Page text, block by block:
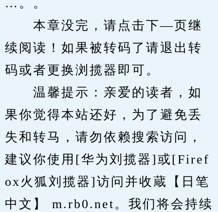
…。。
本章没完，请点击下—页继
续阅读！如果被转码了请退出转
码或者更换浏揽器即可。
温馨提示：亲爱的读者，如
果你觉得本站还好，为了避免丢
失和转马，请勿依赖搜索访问，
建议你使用[华为刘揽器]或[Firef
ox火狐刘揽器]访问并收蔵【日笔
中文】 m.rb0.net。我们将会持续